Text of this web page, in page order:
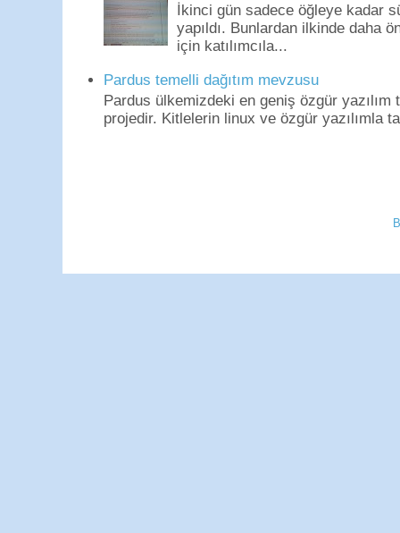
İkinci gün sadece öğleye kadar
yapıldı. Bunlardan ilkinde daha
için katılımcıla...
Pardus temelli dağıtım mevzusu
Pardus ülkemizdeki en geniş özgür
projedir. Kitlelerin linux ve özgür yazılımla